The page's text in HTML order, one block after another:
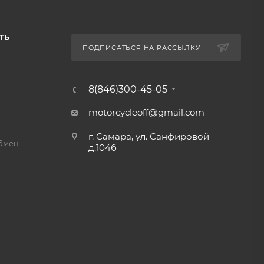
ПОДПИСАТЬСЯ НА РАССЫЛКУ
8(846)300-45-05
motorcycleoff@gmail.com
г. Самара, ул. Санфировой
д.104б